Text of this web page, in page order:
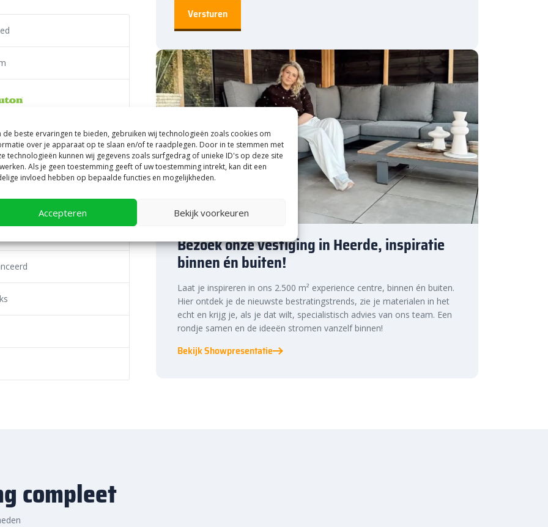
de beste ervaringen te bieden, gebruiken wij technologieën zoals cookies om
over je apparaat op te slaan en/of te raadplegen. Door in te stemmen met
technologieën kunnen wij gegevens zoals surfgedrag of unieke ID's op deze site
Als je geen toestemming geeft of uw toestemming intrekt, kan dit een
invloed hebben op bepaalde functies en mogelijkheden.
Accepteren Bekijk voorkeuren
om je tuin mooi en uniek te
aan borders en
een vijver of een fontein?
2-8 zakgoed
Dit vraagt om verschillende
een aardig eind op weg
grindpad of andere
een laagdikte van 5 cm voor
vereist, namelijk 7 cm. Dit
voor een
over het
ondergrond nodig. Dit doe je
de stenen beter op hun
kenniscentrum.
prijs van Grauwacke
tinten Bezoek onze vestiging in Heerde, inspiratie
binnen én buiten!
Laat je inspireren in ons 2.500 m² experience centre, binnen én buiten.
Hier ontdek je de nieuwste bestratingstrends, zie je materialen in het
echt en krijg je, als je dat wilt, specialistisch advies van ons team. Een
rondje samen en de ideeën stromen vanzelf binnen!
Bekijk Showpresentatie
compleet